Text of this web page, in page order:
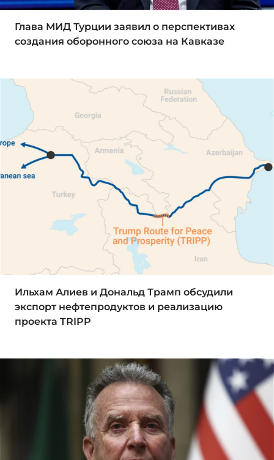
Глава МИД Турции заявил о перспективах
создания оборонного союза на Кавказе
Ильхам Алиев и Дональд Трамп обсудили
экспорт нефтепродуктов и реализацию
проекта TRIPP